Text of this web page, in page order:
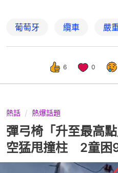
葡萄牙 纜車 嚴
6 0
熱話 熱爆話題
彈弓椅「升至最高
空猛甩撞柱 2童困